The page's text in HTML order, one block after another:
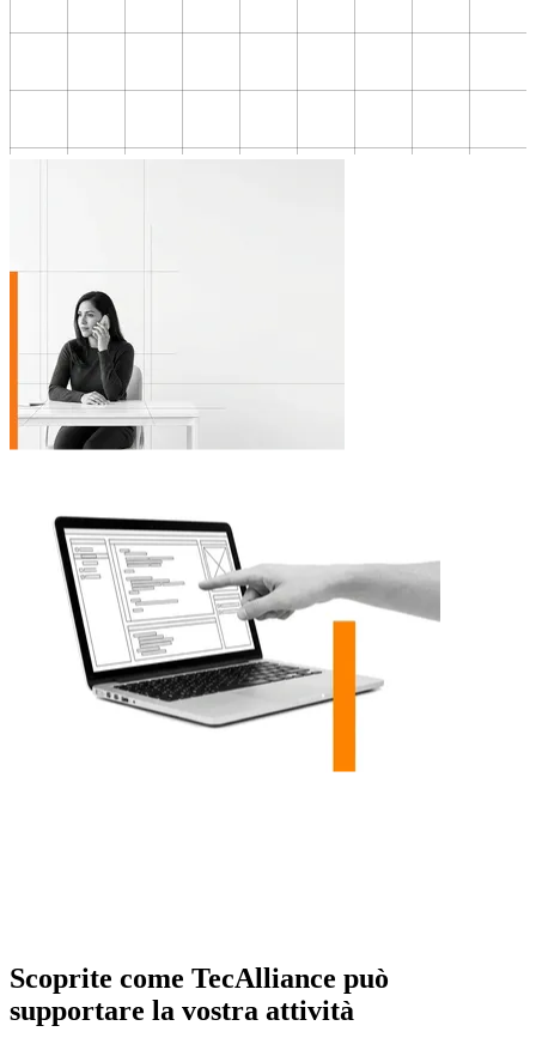
Scoprite come TecAlliance può
supportare la vostra attività